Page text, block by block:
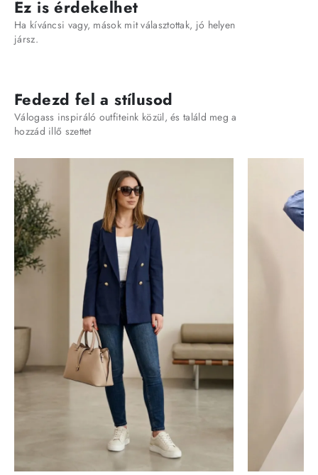
Ez is érdekelhet
Ha kíváncsi vagy, mások mit választottak, jó helyen
jársz.
Fedezd fel a stílusod
Válogass inspiráló outfiteink közül, és találd meg a
hozzád illő szettet